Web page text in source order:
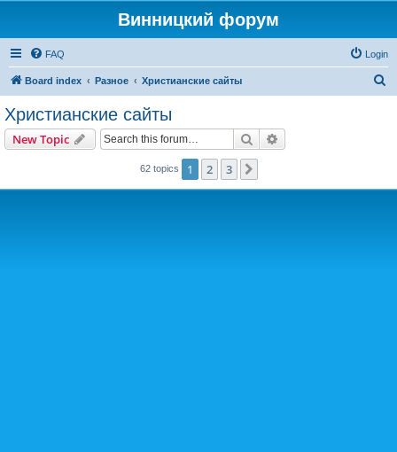
Винницкий форум
FAQ Login
Board index Разное Христианские сайты
Христианские сайты
New Topic Search
62 topics 1 2 3